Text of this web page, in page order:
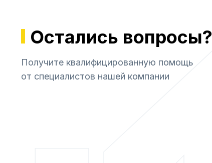
Остались вопросы?
Получите квалифицированную помощь
от специалистов нашей компании